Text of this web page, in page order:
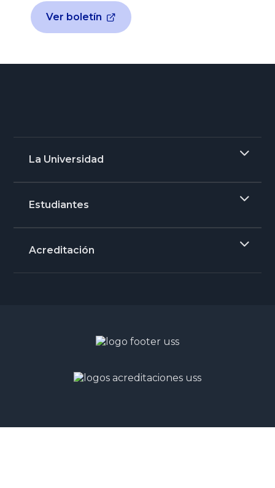
Ver boletín
La Universidad
Estudiantes
Acreditación